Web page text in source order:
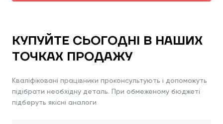
КУПУЙТЕ СЬОГОДНІ В НАШИХ
ТОЧКАХ ПРОДАЖУ
Кваліфіковані працівники проконсультують і допоможуть
підібрати необхідну деталь. При обмеженому бюджеті
підберуть якісні аналоги